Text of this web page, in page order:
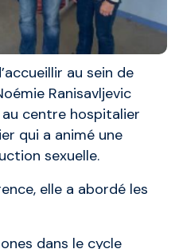
au sein de
Ranisavljevic
centre hospitalier
qui a animé une
sexuelle.
elle a abordé les
dans le cycle